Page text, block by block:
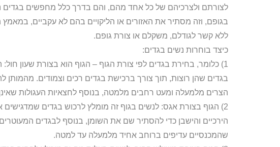
לצורתם ולצרכיהם של כל אחד מהם, והם בדרך כלל מחפשים בגדים
בגופם, וזה מסתיר את האזורים או הליקויים בהם לא עקביים,
ללא קשר לגודלם, משקלם או צורת גופם.
כיצד בוחרות נשים בגדים:
1) כלומר, בחירת בגדים לפי צורת הגוף – הגוף הוא בצורת שעון
בגדים שהן רוצות, תוך צורך ברכישת בגדים רכים וצמודים. מהמותן
הצרים מלמעלה ומעט רחבים מלמטה, בנוסף לחצאיות העגולות
2) הגוף בצורת אגס: לנשים בגוף זה מומלץ לרכוש בגדים
הירכיים והישבן כדי להסתיר שם את השומן, בנוסף לבגדים
שהמכנסיים עדיפים ברוחב אחיד מלמעלה עד למטה.